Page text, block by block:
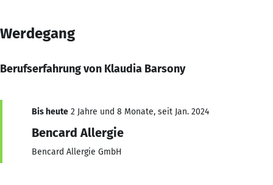
Werdegang
Berufserfahrung von Klaudia Barsony
Bis heute 2 Jahre und 8 Monate, seit Jan. 2024
Bencard Allergie
Bencard Allergie GmbH